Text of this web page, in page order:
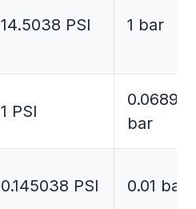
14.5038 PSI 1 bar
1 PSI
bar
0.145038 PSI 0.01 bar